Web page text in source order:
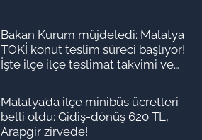
Bakan Kurum müjdeledi: Malatya
TOKİ konut teslim süreci başlıyor!
İşte ilçe ilçe teslimat takvimi ve
Malatya’da ilçe minibüs ücretleri
belli oldu: Gidiş-dönüş 620 TL,
Arapgir zirvede!